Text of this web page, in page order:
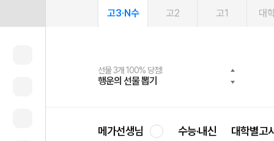
고3·N수 고2 고1 대
선물 3개 100% 당첨!
행운의 선물 뽑기
선물 100% 증정!
메가스터디 X 올리브
여름방학 스터디 캐시백
메가런 썸머스쿨
2027 러셀 단과
강사 공개선발
스마트러닝앱
설문 EVENT
메가패스
3일 무료 체험권
메가패스 수강생 무료혜택!
메가클럽 멤버십
사회공헌 캠페인
희망이룸 메가나눔
메가선생님 수능·내신 대학별고